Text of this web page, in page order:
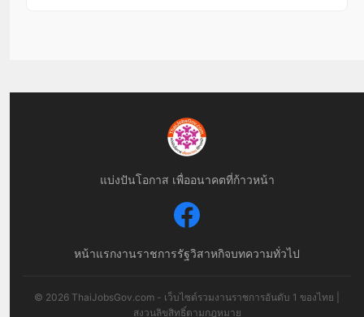
แบ่งปันโอกาส เพื่ออนาคตที่ก้าวหน้า
หน้าแรกงานราชการรัฐวิสาหกิจบทความทั่วไป
© 2026 ThaiJobsGov.com - เว็บไซต์รวมงานราชการอันดับ 1 ของไทย |
สงวนลิขสิทธิ์ตามกฎหมาย